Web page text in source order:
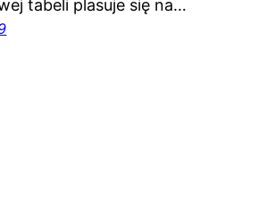
tabeli plasuje się na…